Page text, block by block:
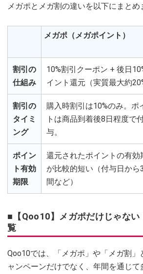
メガポとメガ割の違いを以下にまとめ
メガポ（メガポイント）
割引の
仕組み
10%割引クーポン + 後日
イント還元（実質最大約
割引の
タイミ
ング
購入時割引は10%のみ。ポ
トは商品到着後8日程度で
与。
ポイン
ト有効
期限
還元されたポイントの有効
が比較的短い（付与日から
間など）
■【Qoo10】メガポだけじゃない
覧
Qoo10では、「メガポ」や「メガ割」
ャンペーンだけでなく、年間を通じ